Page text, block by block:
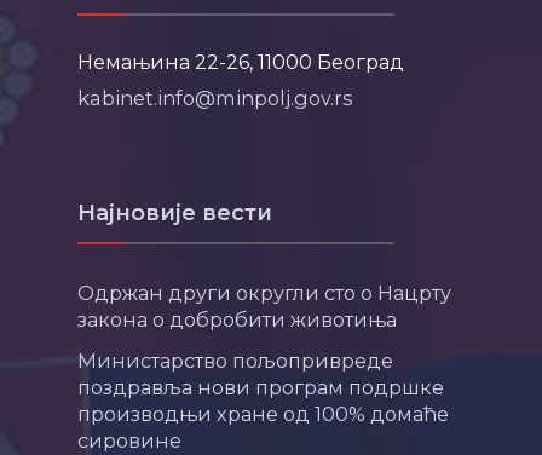
Немањина 22-26, 11000 Београд
kabinet.info@minpolj.gov.rs
Најновије вести
Одржан други округли сто о Нацрту
закона о добробити животиња
Министарство пољопривреде
поздравља нови програм подршке
производњи хране од 100% домаће
сировине